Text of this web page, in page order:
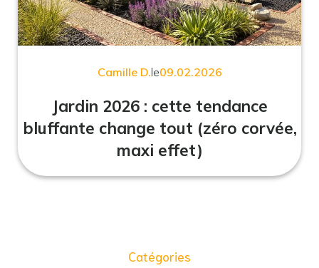
Camille D.le09.02.2026
Jardin 2026 : cette tendance
bluffante change tout (zéro corvée,
maxi effet)
Catégories